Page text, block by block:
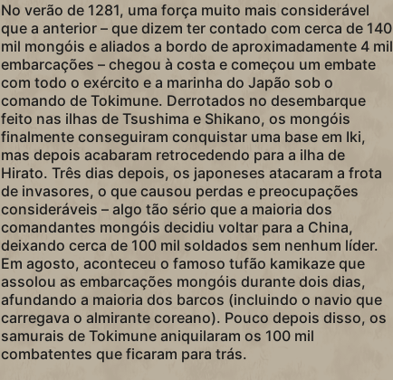
No verão de 1281, uma força muito mais considerável
que a anterior – que dizem ter contado com cerca de 140
mil mongóis e aliados a bordo de aproximadamente 4 mil
embarcações – chegou à costa e começou um embate
com todo o exército e a marinha do Japão sob o
comando de Tokimune. Derrotados no desembarque
feito nas ilhas de Tsushima e Shikano, os mongóis
finalmente conseguiram conquistar uma base em Iki,
mas depois acabaram retrocedendo para a ilha de
Hirato. Três dias depois, os japoneses atacaram a frota
de invasores, o que causou perdas e preocupações
consideráveis – algo tão sério que a maioria dos
comandantes mongóis decidiu voltar para a China,
deixando cerca de 100 mil soldados sem nenhum líder.
Em agosto, aconteceu o famoso tufão kamikaze que
assolou as embarcações mongóis durante dois dias,
afundando a maioria dos barcos (incluindo o navio que
carregava o almirante coreano). Pouco depois disso, os
samurais de Tokimune aniquilaram os 100 mil
combatentes que ficaram para trás.